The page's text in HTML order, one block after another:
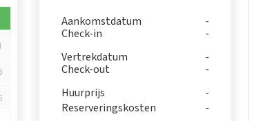
Aankomstdatum
Check-in
Vertrekdatum
Check-out
Huurprijs
Reserveringskosten